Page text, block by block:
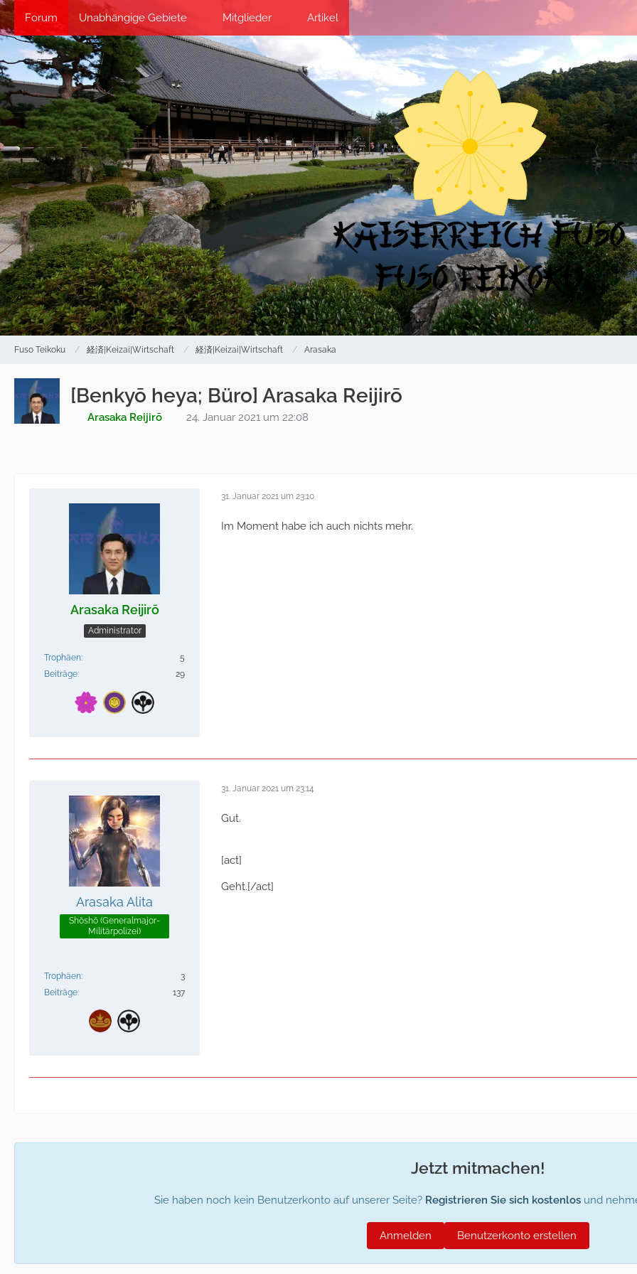
Forum Unabhängige Gebiete Mitglieder Artikel
Fuso Teikoku 経済|Keizai|Wirtschaft 経済|Keizai|Wirtschaft Arasaka
[Benkyō heya; Büro] Arasaka Reijirō
Arasaka Reijirō 24. Januar 2021 um 22:08
Arasaka Reijirō
Administrator
Trophäen
5
Beiträge
29
31. Januar 2021 um 23:10
Im Moment habe ich auch nichts mehr.
Arasaka Alita
Shōshō (Generalmajor-
Militärpolizei)
Trophäen
3
Beiträge
137
31. Januar 2021 um 23:14
Gut.
[act]
Geht.[/act]
Jetzt mitmachen!
Sie haben noch kein Benutzerkonto auf unserer Seite? Registrieren Sie sich kostenlosund
Benutzerkonto erstellen
Anmelden